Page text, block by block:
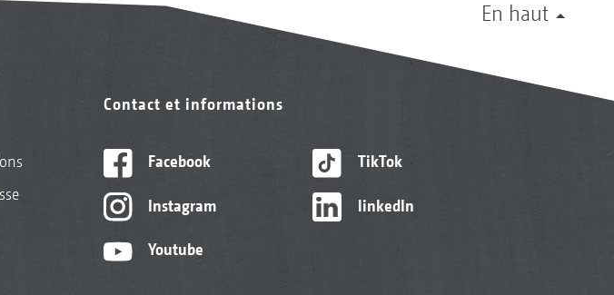
En haut
Contact et informations
Facebook
Instagram
Youtube
TikTok
linkedIn